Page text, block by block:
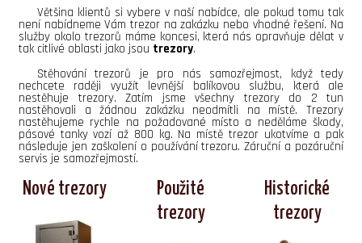
Většina klientů si vybere v naší nabídce, ale pokud tomu tak
není nabídneme Vám trezor na zakázku nebo vhodné řešení. Na
služby okolo trezorů máme koncesi, která nás opravňuje dělat v
tak citlivé oblasti jako jsou trezory.
Stěhování trezorů je pro nás samozřejmost, když tedy
nechcete raději využít levnější balíkovou službu, která ale
nestěhuje trezory. Zatím jsme všechny trezory do 2 tun
nastěhovali a žádnou zakázku neodmítli na místě. Trezory
nastěhujeme rychle na požadované místo a neděláme škody,
pásové tanky vozí až 800 kg. Na místě trezor ukotvíme a pak
následuje jen zaškolení o používání trezoru. Záruční a pozáruční
servis je samozřejmostí.
Nové trezory
Použité
trezory
Historické
trezory